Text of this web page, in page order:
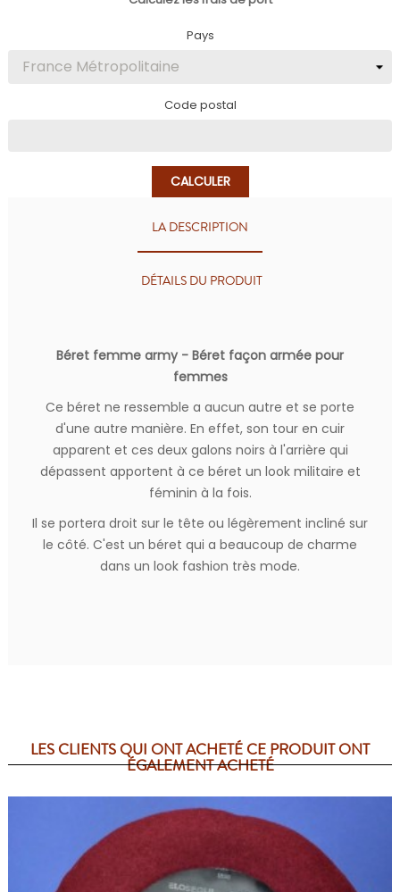
Pays
Code postal
CALCULER
LA DESCRIPTION
DÉTAILS DU PRODUIT
Béret femme army - Béret façon armée pour
femmes
Ce béret ne ressemble a aucun autre et se porte
d'une autre manière. En effet, son tour en cuir
apparent et ces deux galons noirs à l'arrière qui
dépassent apportent à ce béret un look militaire et
féminin à la fois.
Il se portera droit sur le tête ou légèrement incliné sur
le côté. C'est un béret qui a beaucoup de charme
dans un look fashion très mode.
LES CLIENTS QUI ONT ACHETÉ CE PRODUIT ONT
ÉGALEMENT ACHETÉ